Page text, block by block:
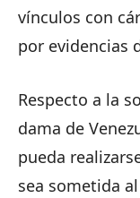
vínculos con
por evidencias
Respecto a la
dama de
pueda
sea sometida